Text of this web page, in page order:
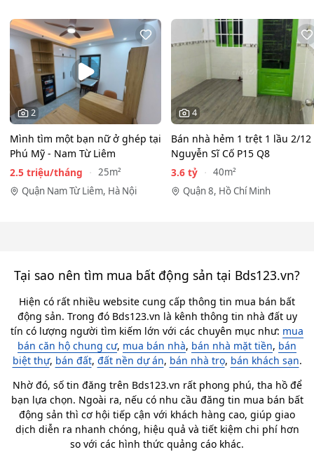
2
Mình tìm một bạn nữ ở ghép tại
Phú Mỹ - Nam Từ Liêm
2.5 triệu/tháng
25m²
Quận Nam Từ Liêm, Hà Nội
4
Bán nhà hẻm 1 trệt 1 lầu 2/12
Nguyễn Sĩ Cố P15 Q8
3.6 tỷ
40m²
Quận 8, Hồ Chí Minh
Tại sao nên tìm mua bất động sản tại Bds123.vn?
Hiện có rất nhiều website cung cấp thông tin mua bán bất
động sản. Trong đó Bds123.vn là kênh thông tin nhà đất uy
tín có lượng người tìm kiếm lớn với các chuyên mục như: mua
bán căn hộ chung cư, mua bán nhà, bán nhà mặt tiền, bán
biệt thự, bán đất, đất nền dự án, bán nhà trọ, bán khách sạn.
Nhờ đó, số tin đăng trên Bds123.vn rất phong phú, tha hồ để
bạn lựa chọn. Ngoài ra, nếu có nhu cầu đăng tin mua bán bất
động sản thì cơ hội tiếp cận với khách hàng cao, giúp giao
dịch diễn ra nhanh chóng, hiệu quả và tiết kiệm chi phí hơn
so với các hình thức quảng cáo khác.